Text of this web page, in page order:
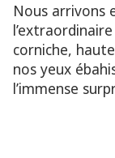
Nous arrivons
corniche,
nos yeux
l’immense